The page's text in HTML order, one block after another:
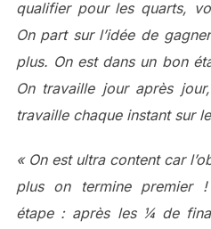
qualifier pour les quarts,
On part sur l’idée de
plus. On est dans un bon
On travaille jour après
travaille chaque instant sur
« On est ultra content car
plus on termine premier
étape : après les ¼ de